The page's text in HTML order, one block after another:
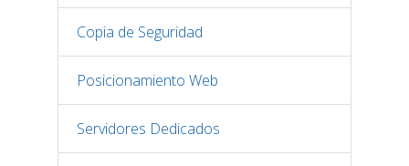
Copia de Seguridad
Posicionamiento Web
Servidores Dedicados